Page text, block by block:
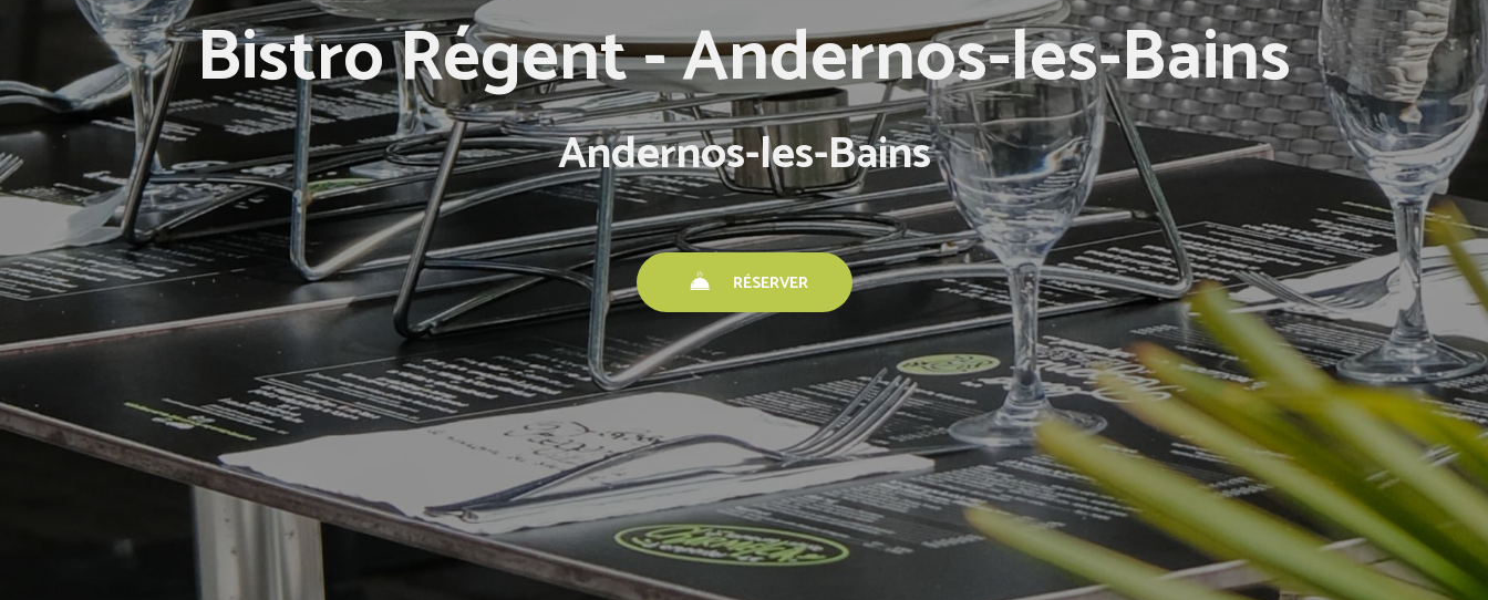
Bistro Régent - Andernos-les-Bains
Andernos-les-Bains
RÉSERVER